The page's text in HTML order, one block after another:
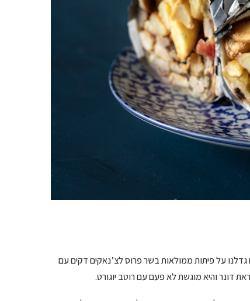
על פיתות ממולאות בשר פרוס לצ’נאקים דקים עם
דונר והיא מוגשת לא פעם עם רוטב יוגורט.